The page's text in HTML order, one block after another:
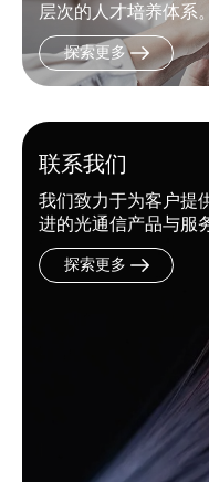
层次的人才培养体系。
探索更多
联系我们
我们致力于为客户提
进的光通信产品与服
探索更多